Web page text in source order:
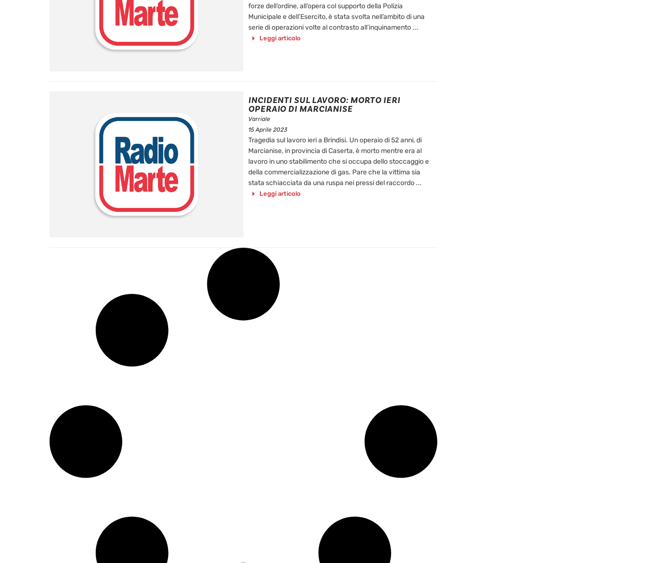
forze dell’ordine, all’opera col supporto della Polizia
Municipale e dell’Esercito, è stata svolta nell’ambito di una
serie di operazioni volte al contrasto all’inquinamento ...
Leggi articolo
INCIDENTI SUL LAVORO: MORTO IERI
OPERAIO DI MARCIANISE
Varriale
15 Aprile 2023
Tragedia sul lavoro ieri a Brindisi. Un operaio di 52 anni, di
Marcianise, in provincia di Caserta, è morto mentre era al
lavoro in uno stabilimento che si occupa dello stoccaggio e
della commercializzazione di gas. Pare che la vittima sia
stata schiacciata da una ruspa nei pressi del raccordo ...
Leggi articolo